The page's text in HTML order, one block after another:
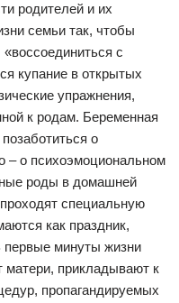
родителей и их
семьи так, чтобы
с
купание в открытых
упражнения,
к родам. Беременная
о
– о психоэмоциональном
роды в домашней
специальную
как праздник,
минуты жизни
матери, прикладывают к
пропагандируемых